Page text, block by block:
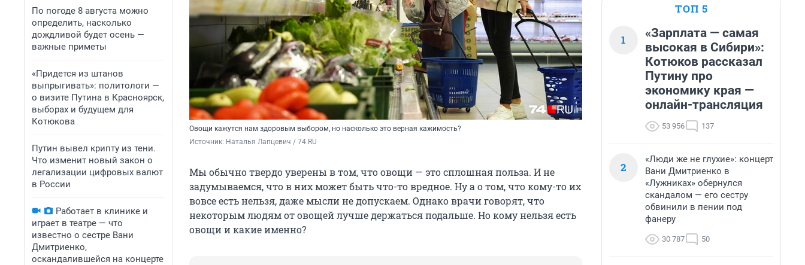
По погоде 8 августа можно
определить, насколько
дождливой будет осень —
важные приметы
«Придется из штанов
выпрыгивать»: политологи —
о визите Путина в Красноярск,
выборах и будущем для
Котюкова
Путин вывел крипту из тени.
Что изменит новый закон о
легализации цифровых валют
в России
Работает в клинике и
играет в театре — что
известно о сестре Вани
Дмитриенко,
оскандалившейся на концерте
Овощи кажутся нам здоровым выбором, но насколько это верная кажимость?
Источник: Наталья Лапцевич / 74.RU
Мы обычно твердо уверены в том, что овощи — это сплошная польза. И не
задумываемся, что в них может быть что-то вредное. Ну а о том, что кому-то их
вовсе есть нельзя, даже мысли не допускаем. Однако врачи говорят, что
некоторым людям от овощей лучше держаться подальше. Но кому нельзя есть
овощи и какие именно?
ТОП 5
1
«Зарплата — самая
высокая в Сибири»:
Котюков рассказал
Путину про
экономику края —
онлайн-трансляция
53 956 137
2
«Люди же не глухие»: концерт
Вани Дмитриенко в
«Лужниках» обернулся
скандалом — его сестру
обвинили в пении под
фанеру
30 787 50